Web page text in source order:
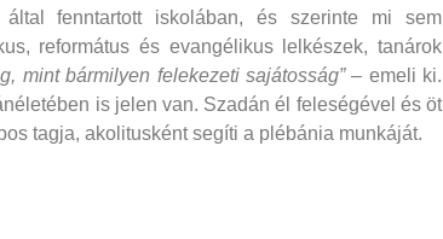
fenntartott iskolában, és szerinte mi sem
református és evangélikus lelkészek, tanárok
mint bármilyen felekezeti sajátosság”– emeli ki.
is jelen van. Szadán él feleségével és öt
tagja, akolitusként segíti a plébánia munkáját.